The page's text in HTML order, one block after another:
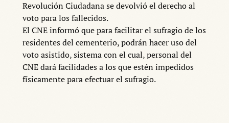
Revolución Ciudadana se devolvió el derecho al
voto para los fallecidos.
El CNE informó que para facilitar el sufragio de los
residentes del cementerio, podrán hacer uso del
voto asistido, sistema con el cual, personal del
CNE dará facilidades a los que estén impedidos
físicamente para efectuar el sufragio.